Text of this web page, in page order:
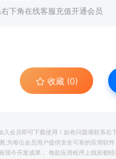
下角在线客服充值开通会员
收藏 (0)
会员即可下载使用！如有问题请联系右
,为每位会员用户提供安全可靠的应用软件
现今开发成果， 每款应用程序上线前都